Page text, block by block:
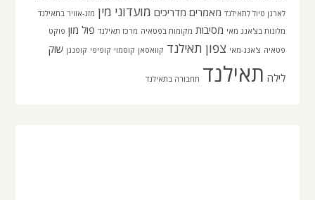
לארגן טיול לתאילנד מאמרים מדריכים מועדוני מין מזג-אוויר בתאילנד
מלונות בצ'אנג מאי מסיבות מקומות בפטאיה מרכז תאילנד פול מון פוקט
פטאיה צ'אנג-מאי צפון תאילנד קוואסאן קוסמוי קופיפי קופנגן שוק
לילה תאילנד תחבורה בתאילנד